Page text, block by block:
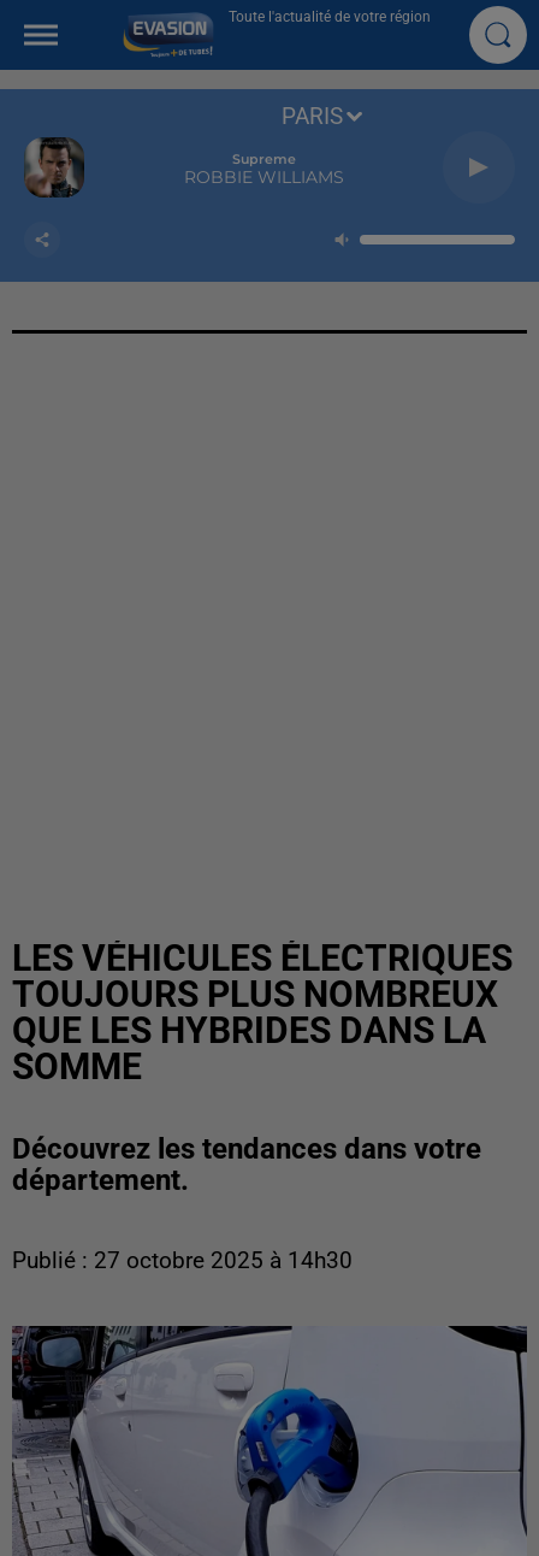
Toute l'actualité de votre région
Supreme
ROBBIE WILLIAMS
PARIS
LES VÉHICULES ÉLECTRIQUES
TOUJOURS PLUS NOMBREUX
QUE LES HYBRIDES DANS LA
SOMME
Découvrez les tendances dans votre
département.
Publié : 27 octobre 2025 à 14h30